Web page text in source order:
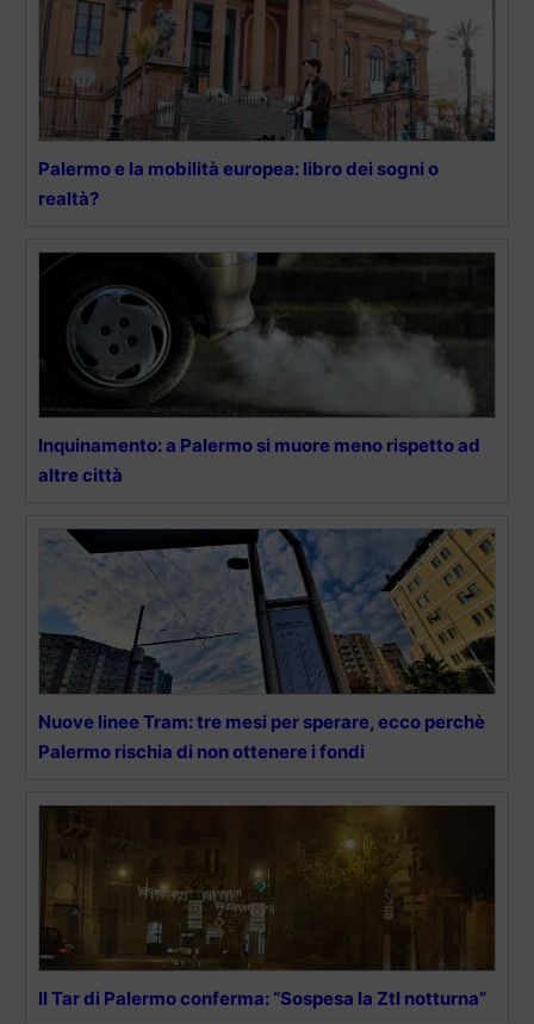
Palermo e la mobilità europea: libro dei sogni o
realtà?
Inquinamento: a Palermo si muore meno rispetto ad
altre città
Nuove linee Tram: tre mesi per sperare, ecco perchè
Palermo rischia di non ottenere i fondi
Il Tar di Palermo conferma: “Sospesa la Ztl notturna”